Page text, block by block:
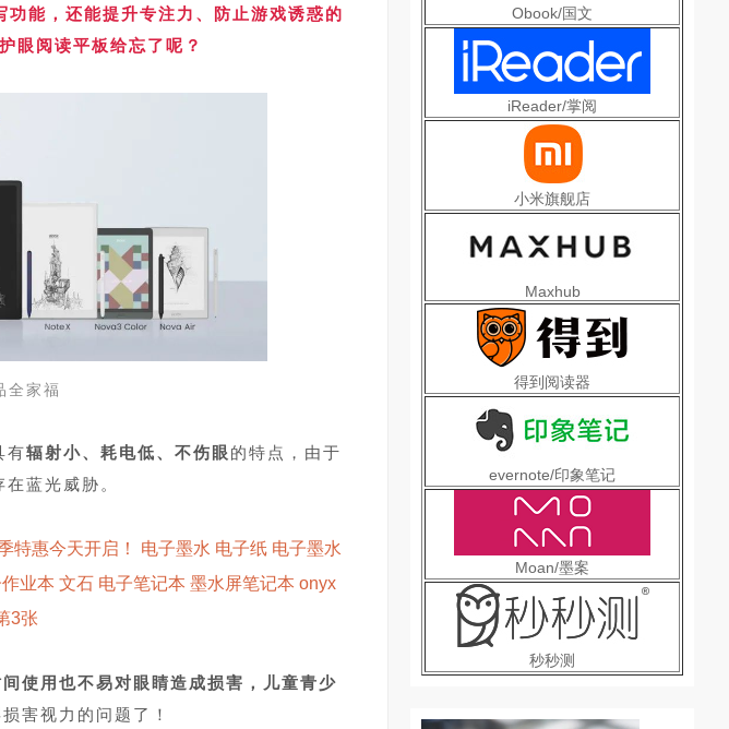
能，还能提升专注力、防止游戏诱惑的
眼阅读平板给忘了呢？
全家福
有辐射小、耗电低、不伤眼的特点，由于
蓝光威胁。
使用也不易对眼睛造成损害，儿童青少
害视力的问题了！
Obook/国文
iReader/掌阅
小米旗舰店
Maxhub
得到阅读器
evernote/印象笔记
Moan/墨案
秒秒测